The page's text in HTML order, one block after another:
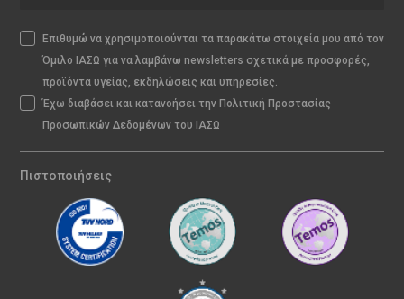
Επιθυμώ να χρησιμοποιούνται τα παρακάτω στοιχεία μου από τον
Όμιλο ΙΑΣΩ για να λαμβάνω newsletters σχετικά με προσφορές,
προϊόντα υγείας, εκδηλώσεις και υπηρεσίες.
Έχω διαβάσει και κατανοήσει την Πολιτική Προστασίας
Προσωπικών Δεδομένων του ΙΑΣΩ
Πιστοποιήσεις